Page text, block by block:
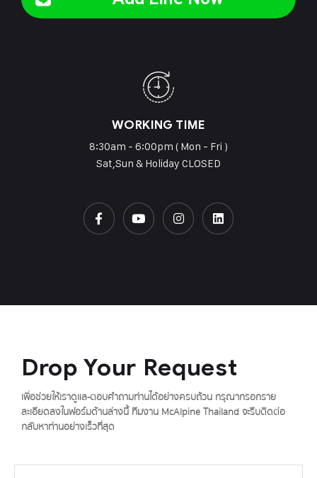
Drop Your Request
เพื่อช่วยให้เราดูแล-ตอบคำถามท่านได้อย่างครบถ้วน กรุณากรอกราย
ละเอียดลงในฟอร์มด้านล่างนี้ ทีมงาน McAlpine Thailand จะรีบติดต่อ
กลับหาท่านอย่างเร็วที่สุด
WORKING TIME
8:30am - 6:00pm ( Mon - Fri )
Sat,Sun & Holiday CLOSED